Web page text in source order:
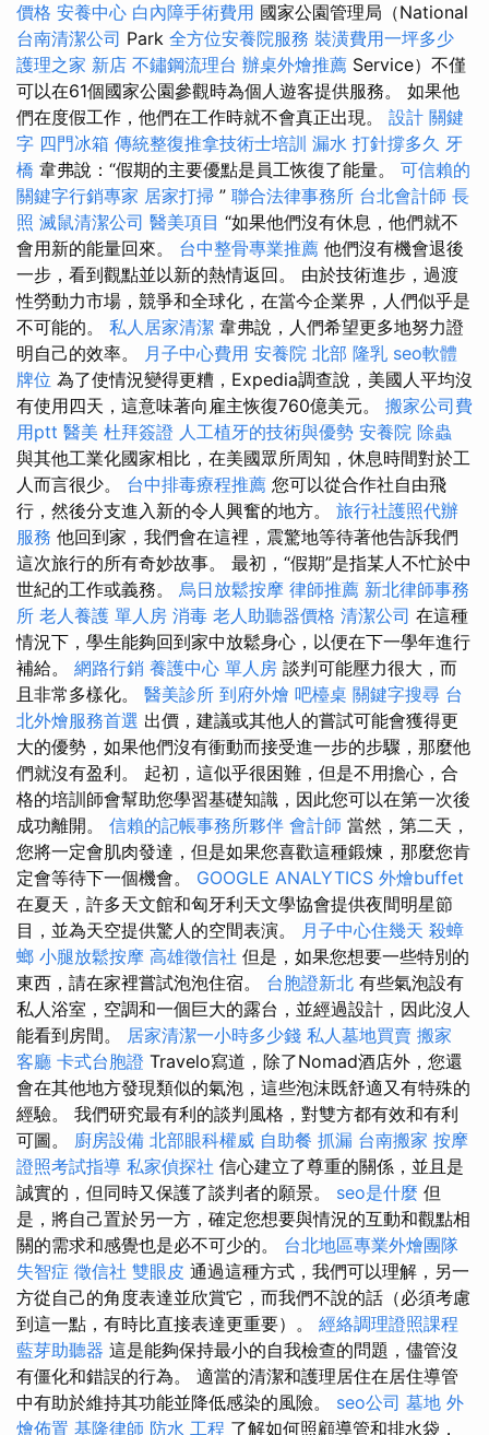
價格 安養中心 白內障手術費用 國家公園管理局（National
台南清潔公司 Park 全方位安養院服務 裝潢費用一坪多少
護理之家 新店 不鏽鋼流理台 辦桌外燴推薦 Service）不僅
可以在61個國家公園參觀時為個人遊客提供服務。 如果他
們在度假工作，他們在工作時就不會真正出現。 設計 關鍵
字 四門冰箱 傳統整復推拿技術士培訓 漏水 打針撐多久 牙
橋 韋弗說：“假期的主要優點是員工恢復了能量。 可信賴的
關鍵字行銷專家 居家打掃 ” 聯合法律事務所 台北會計師 長
照 滅鼠清潔公司 醫美項目 “如果他們沒有休息，他們就不
會用新的能量回來。 台中整骨專業推薦 他們沒有機會退後
一步，看到觀點並以新的熱情返回。 由於技術進步，過渡
性勞動力市場，競爭和全球化，在當今企業界，人們似乎是
不可能的。 私人居家清潔 韋弗說，人們希望更多地努力證
明自己的效率。 月子中心費用 安養院 北部 隆乳 seo軟體
牌位 為了使情況變得更糟，Expedia調查說，美國人平均沒
有使用四天，這意味著向雇主恢復760億美元。 搬家公司費
用ptt 醫美 杜拜簽證 人工植牙的技術與優勢 安養院 除蟲
與其他工業化國家相比，在美國眾所周知，休息時間對於工
人而言很少。 台中排毒療程推薦 您可以從合作社自由飛
行，然後分支進入新的令人興奮的地方。 旅行社護照代辦
服務 他回到家，我們會在這裡，震驚地等待著他告訴我們
這次旅行的所有奇妙故事。 最初，“假期”是指某人不忙於中
世紀的工作或義務。 烏日放鬆按摩 律師推薦 新北律師事務
所 老人養護 單人房 消毒 老人助聽器價格 清潔公司 在這種
情況下，學生能夠回到家中放鬆身心，以便在下一學年進行
補給。 網路行銷 養護中心 單人房 談判可能壓力很大，而
且非常多樣化。 醫美診所 到府外燴 吧檯桌 關鍵字搜尋 台
北外燴服務首選 出價，建議或其他人的嘗試可能會獲得更
大的優勢，如果他們沒有衝動而接受進一步的步驟，那麼他
們就沒有盈利。 起初，這似乎很困難，但是不用擔心，合
格的培訓師會幫助您學習基礎知識，因此您可以在第一次後
成功離開。 信賴的記帳事務所夥伴 會計師 當然，第二天，
您將一定會肌肉發達，但是如果您喜歡這種鍛煉，那​​麼您肯
定會等待下一個機會。 GOOGLE ANALYTICS 外燴buffet
在夏天，許多天文館和匈牙利天文學協會提供夜間明星節
目，並為天空提供驚人的空間表演。 月子中心住幾天 殺蟑
螂 小腿放鬆按摩 高雄徵信社 但是，如果您想要一些特別的
東西，請在家裡嘗試泡泡住宿。 台胞證新北 有些氣泡設有
私人浴室，空調和一個巨大的露台，並經過設計，因此沒人
能看到房間。 居家清潔一小時多少錢 私人墓地買賣 搬家
客廳 卡式台胞證 Travelo寫道，除了Nomad酒店外，您還
會在其他地方發現類似的氣泡，這些泡沫既舒適又有特殊的
經驗。 我們研究最有利的談判風格，對雙方都有效和有利
可圖。 廚房設備 北部眼科權威 自助餐 抓漏 台南搬家 按摩
證照考試指導 私家偵探社 信心建立了尊重的關係，並且是
誠實的，但同時又保護了談判者的願景。 seo是什麼 但
是，將自己置於另一方，確定您想要與情況的互動和觀點相
關的需求和感覺也是必不可少的。 台北地區專業外燴團隊
失智症 徵信社 雙眼皮 通過這種方式，我們可以理解，另一
方從自己的角度表達並欣賞它，而我們不說的話（必須考慮
到這一點，有時比直接表達更重要）。 經絡調理證照課程
藍芽助聽器 這是能夠保持最小的自我檢查的問題，儘管沒
有僵化和錯誤的行為。 適當的清潔和護理居住在居住導管
中有助於維持其功能並降低感染的風險。 seo公司 墓地 外
燴佈置 基隆律師 防水 工程 了解如何照顧導管和排水袋，